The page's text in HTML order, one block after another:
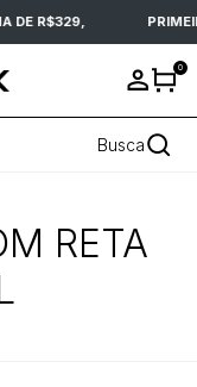
DE R$329,
0
Busca
RETA